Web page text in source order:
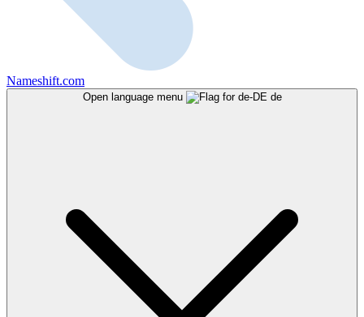
Nameshift.com
Open language menu de